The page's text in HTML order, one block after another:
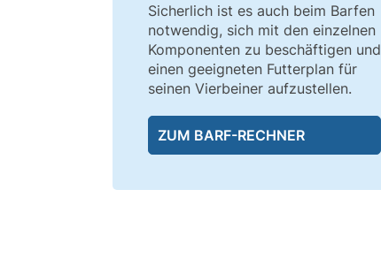
Sicherlich ist es auch beim Barfen
notwendig, sich mit den einzelnen
Komponenten zu beschäftigen und
einen geeigneten Futterplan für
seinen Vierbeiner aufzustellen.
ZUM BARF-RECHNER